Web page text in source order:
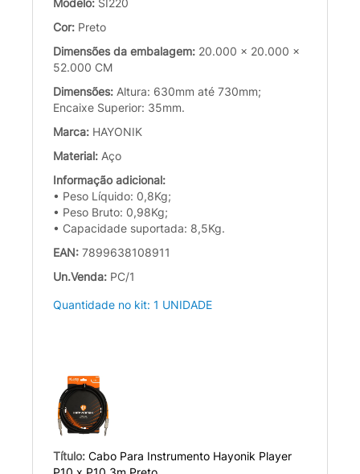
Modelo: SI220
Cor: Preto
Dimensões da embalagem: 20.000 x 20.000 x
52.000 CM
Dimensões: Altura: 630mm até 730mm;
Encaixe Superior: 35mm.
Marca: HAYONIK
Material: Aço
Informação adicional:
• Peso Líquido: 0,8Kg;
• Peso Bruto: 0,98Kg;
• Capacidade suportada: 8,5Kg.
EAN: 7899638108911
Un.Venda: PC/1
Quantidade no kit: 1 UNIDADE
Título: Cabo Para Instrumento Hayonik Player